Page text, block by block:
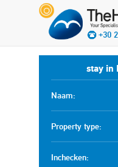
+30
stay in
Naam:
Property type:
Inchecken: